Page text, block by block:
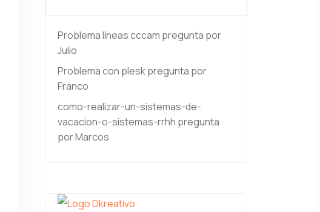
Problema líneas cccam pregunta por
Julio
Problema con pleskpregunta por
Franco
como-realizar-un-sistemas-de-
vacacion-o-sistemas-rrhh pregunta
por Marcos